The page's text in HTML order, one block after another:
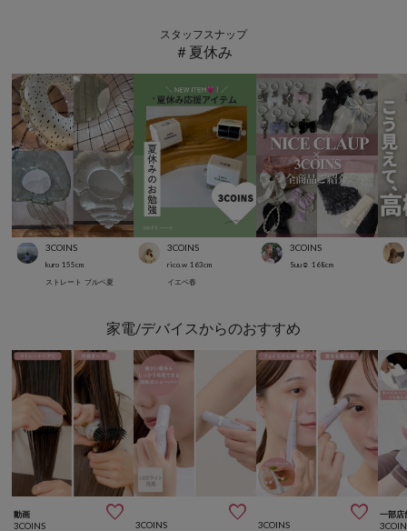
スタッフスナップ
＃夏休み
3COINS
kuro 155cm
ストレート ブルベ夏
3COINS
rico.w 163cm
イエベ春
3COINS
Suu☺︎ 168cm
家電/デバイスからのおすすめ
動画 
3COINS 
3COINS

3COINS
一部店